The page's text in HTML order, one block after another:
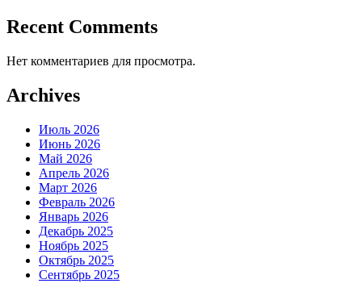
Recent Comments
Нет комментариев для просмотра.
Archives
Июль 2026
Июнь 2026
Май 2026
Апрель 2026
Март 2026
Февраль 2026
Январь 2026
Декабрь 2025
Ноябрь 2025
Октябрь 2025
Сентябрь 2025